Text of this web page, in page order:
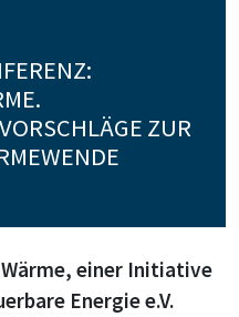
ZUR
Wärme, einer Initiative
Energie e.V.